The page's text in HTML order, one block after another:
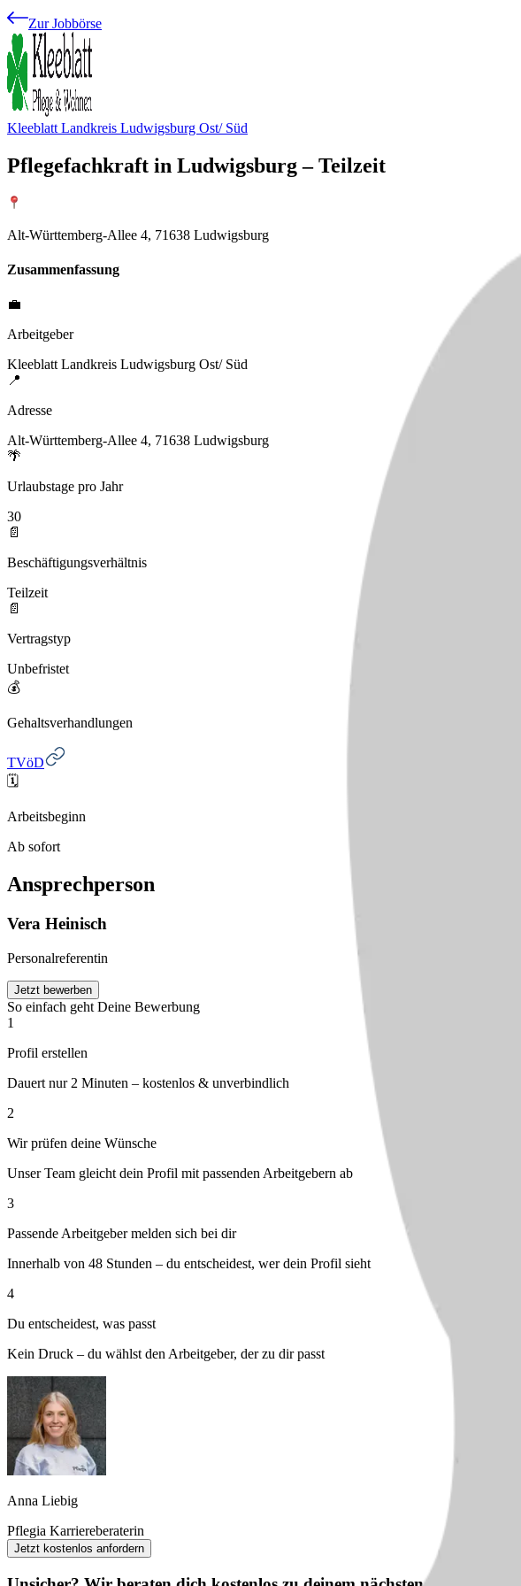
Zur Jobbörse
Kleeblatt Landkreis Ludwigsburg Ost/ Süd
Pflegefachkraft in Ludwigsburg – Teilzeit
Alt-Württemberg-Allee 4, 71638 Ludwigsburg
Zusammenfassung
💼
Arbeitgeber
Kleeblatt Landkreis Ludwigsburg Ost/ Süd
📍
Adresse
Alt-Württemberg-Allee 4, 71638 Ludwigsburg
🌴
Urlaubstage pro Jahr
30
📄
Beschäftigungsverhältnis
Teilzeit
📄
Vertragstyp
Unbefristet
💰
Gehaltsverhandlungen
TVöD
🗓️
Arbeitsbeginn
Ab sofort
Ansprechperson
Vera Heinisch
Personalreferentin
Jetzt bewerben
So einfach geht Deine Bewerbung
1
Profil erstellen
Dauert nur 2 Minuten – kostenlos & unverbindlich
2
Wir prüfen deine Wünsche
Unser Team gleicht dein Profil mit passenden Arbeitgebern ab
3
Passende Arbeitgeber melden sich bei dir
Innerhalb von 48 Stunden – du entscheidest, wer dein Profil sieht
4
Du entscheidest, was passt
Kein Druck – du wählst den Arbeitgeber, der zu dir passt
Anna Liebig
Pflegia Karriereberaterin
Jetzt kostenlos anfordern